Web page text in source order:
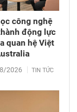
công nghệ
động lực
quan hệ Việt
2026 TIN TỨC